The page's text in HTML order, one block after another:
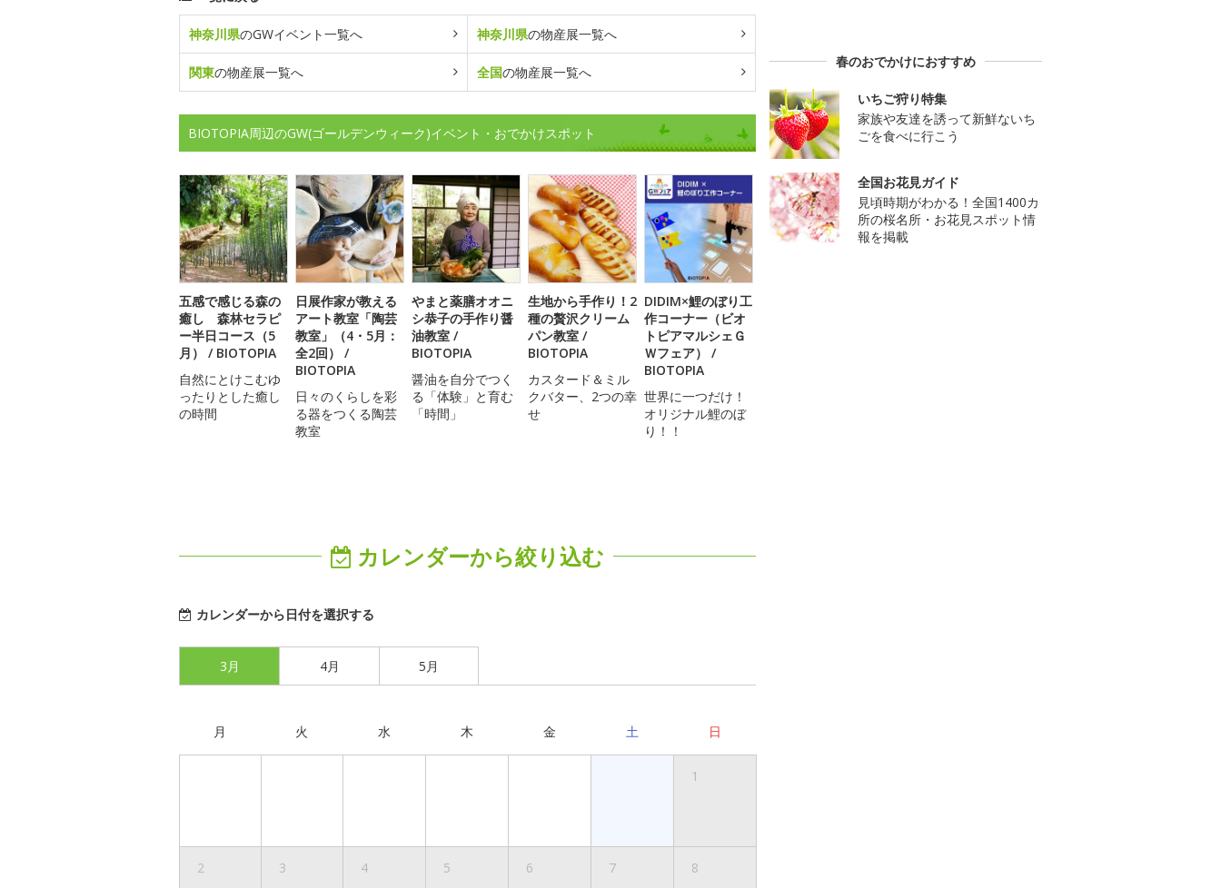
神奈川県のGWイベント一覧へ 神奈川県の物産展一覧へ
関東の物産展一覧へ 全国の物産展一覧へ
BIOTOPIA周辺のGW(ゴールデンウィーク)イベント・おでかけスポット
五感で感じる森の
癒し 森林セラピ
ー半日コース（5
月） / BIOTOPIA
自然にとけこむゆ
ったりとした癒し
の時間
日展作家が教える
アート教室「陶芸
教室」（4・5月：
全2回） /
BIOTOPIA
日々のくらしを彩
る器をつくる陶芸
教室
やまと薬膳オオニ
シ恭子の手作り醤
油教室 /
BIOTOPIA
醤油を自分でつく
る「体験」と育む
「時間」
生地から手作り！2
種の贅沢クリーム
パン教室 /
BIOTOPIA
カスタード＆ミル
クバター、2つの幸
せ
DIDIM×鯉のぼり工
作コーナー（ビオ
トピアマルシェＧ
Ｗフェア） /
BIOTOPIA
世界に一つだけ！
オリジナル鯉のぼ
り！！
カレンダーから絞り込む
カレンダーから日付を選択する
3月 4月 5月
月 火 水 木 金 土 日
1
2 3 4 5 6 7 8
春のおでかけにおすすめ
いちご狩り特集
家族や友達を誘って新鮮ないち
ごを食べに行こう
全国お花見ガイド
見頃時期がわかる！全国1400カ
所の桜名所・お花見スポット情
報を掲載